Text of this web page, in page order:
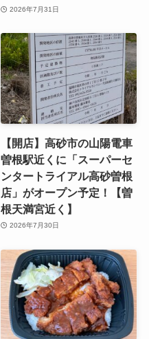
2026年7月31日
【開店】高砂市の山陽電車
曽根駅近くに「スーパーセ
ンタートライアル高砂曽根
店」がオープン予定！【曽
根天満宮近く】
2026年7月30日